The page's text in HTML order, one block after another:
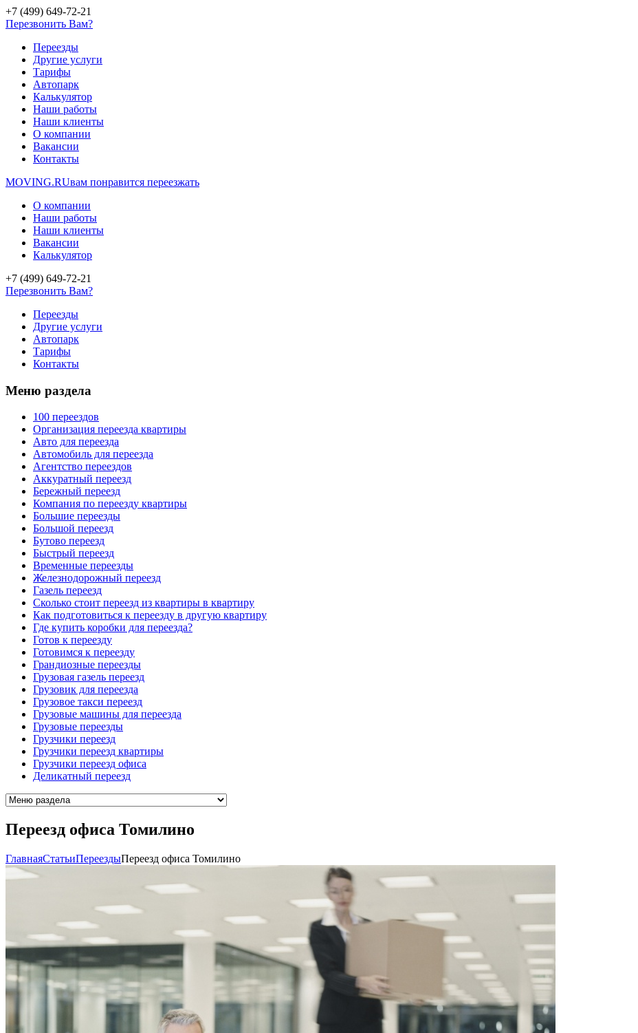
+7 (499) 649-72-21
Перезвонить Вам?
Переезды
Другие услуги
Тарифы
Автопарк
Калькулятор
Наши работы
Наши клиенты
О компании
Вакансии
Контакты
MOVING.RUвам понравится переезжать
О компании
Наши работы
Наши клиенты
Вакансии
Калькулятор
+7 (499) 649-72-21
Перезвонить Вам?
Переезды
Другие услуги
Автопарк
Тарифы
Контакты
Меню раздела
100 переездов
Организация переезда квартиры
Авто для переезда
Автомобиль для переезда
Агентство переездов
Аккуратный переезд
Бережный переезд
Компания по переезду квартиры
Большие переезды
Большой переезд
Бутово переезд
Быстрый переезд
Временные переезды
Железнодорожный переезд
Газель переезд
Сколько стоит переезд из квартиры в квартиру
Как подготовиться к переезду в другую квартиру
Где купить коробки для переезда?
Готов к переезду
Готовимся к переезду
Грандиозные переезды
Грузовая газель переезд
Грузовик для переезда
Грузовое такси переезд
Грузовые машины для переезда
Грузовые переезды
Грузчики переезд
Грузчики переезд квартиры
Грузчики переезд офиса
Деликатный переезд
Переезд офиса Томилино
ГлавнаяCтатьиПереездыПереезд офиса Томилино